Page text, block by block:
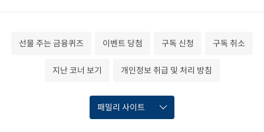
선물 주는 금융퀴즈 이벤트 당첨 구독 신청 구독 취소
지난 코너 보기 개인정보 취급 및 처리 방침
패밀리 사이트